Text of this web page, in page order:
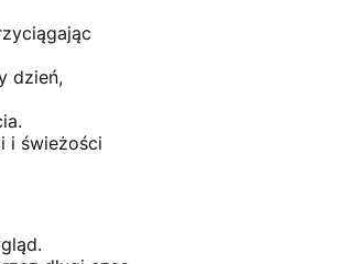
dzień,
i świeżości